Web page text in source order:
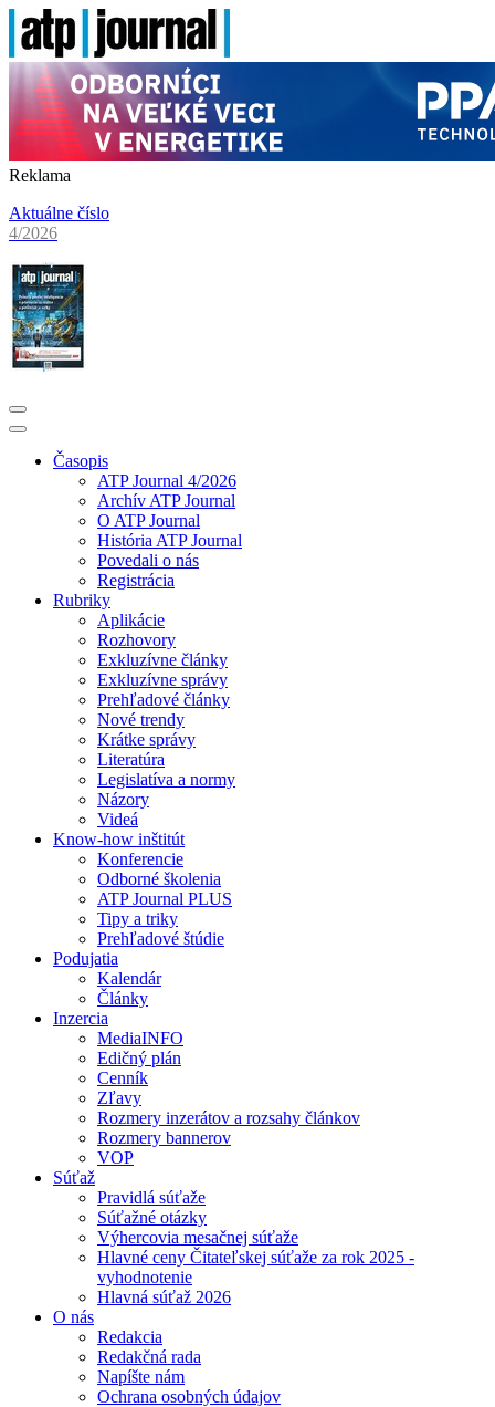
Reklama
Aktuálne číslo
4/2026
Časopis
ATP Journal 4/2026
Archív ATP Journal
O ATP Journal
História ATP Journal
Povedali o nás
Registrácia
Rubriky
Aplikácie
Rozhovory
Exkluzívne články
Exkluzívne správy
Prehľadové články
Nové trendy
Krátke správy
Literatúra
Legislatíva a normy
Názory
Videá
Know-how inštitút
Konferencie
Odborné školenia
ATP Journal PLUS
Tipy a triky
Prehľadové štúdie
Podujatia
Kalendár
Články
Inzercia
MediaINFO
Edičný plán
Cenník
Zľavy
Rozmery inzerátov a rozsahy článkov
Rozmery bannerov
VOP
Súťaž
Pravidlá súťaže
Súťažné otázky
Výhercovia mesačnej súťaže
Hlavné ceny Čitateľskej súťaže za rok 2025 -
vyhodnotenie
Hlavná súťaž 2026
O nás
Redakcia
Redakčná rada
Napíšte nám
Ochrana osobných údajov